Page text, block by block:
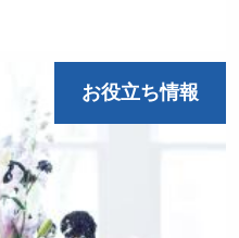
お役立ち情報